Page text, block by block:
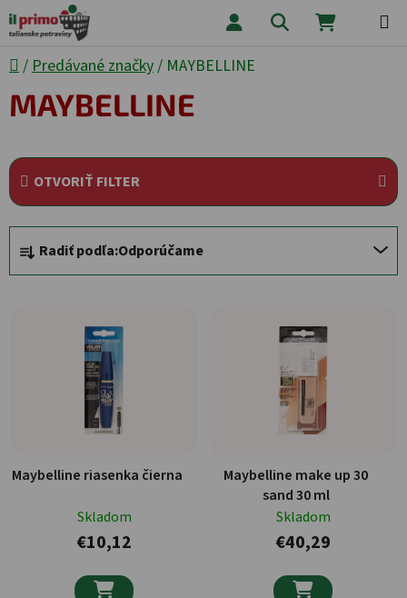
Prejsť na obsah Hľadať
Domov
/ Predávané značky/ MAYBELLINE
MAYBELLINE
OTVORIŤ FILTER
Radenie produktov
Radiť podľa:Odporúčame
Maybelline riasenka čierna
Skladom
€10,12

Maybelline make up 30
sand 30 ml
Skladom
€40,29
